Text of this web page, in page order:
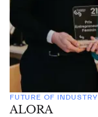
FUTURE OF INDUSTRY
ALORA